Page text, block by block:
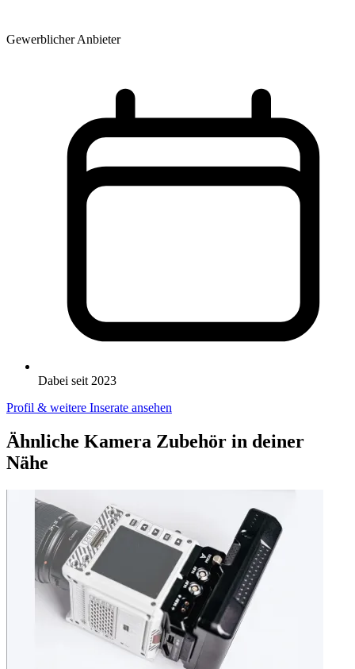
Gewerblicher Anbieter
Dabei seit 2023
Profil & weitere Inserate ansehen
Ähnliche Kamera Zubehör in deiner
Nähe